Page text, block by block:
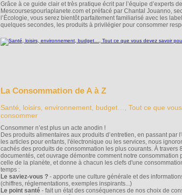
Grâce à ce guide clair et très pratique écrit par l’équipe d’experts de
Mescoursespourlaplanete.com et préfacé par Chantal Jouanno,
l’Écologie, vous serez bientôt parfaitement familiarisé avec les
quelques secondes, les produits à privilégier pour consommer
La Consommation de A à Z
Santé, loisirs, environnement, budget…, Tout ce que
consommer
Consommer n’est plus un acte anodin !
Des produits alimentaires aux produits d’entretien, en passant par
les articles pour enfants, l'électronique ou les services, nous
cachés des produits de consommation les plus courants. À travers
documentés, cet ouvrage démontre comment notre consommation
celle de la planète, et donne à chacun les clefs d'une
temps :
Le saviez-vous ? - apporte une culture générale et des
(chiffres, réglementations, exemples inspirants...)
Le point santé - fait un état des conséquences de nos choix de